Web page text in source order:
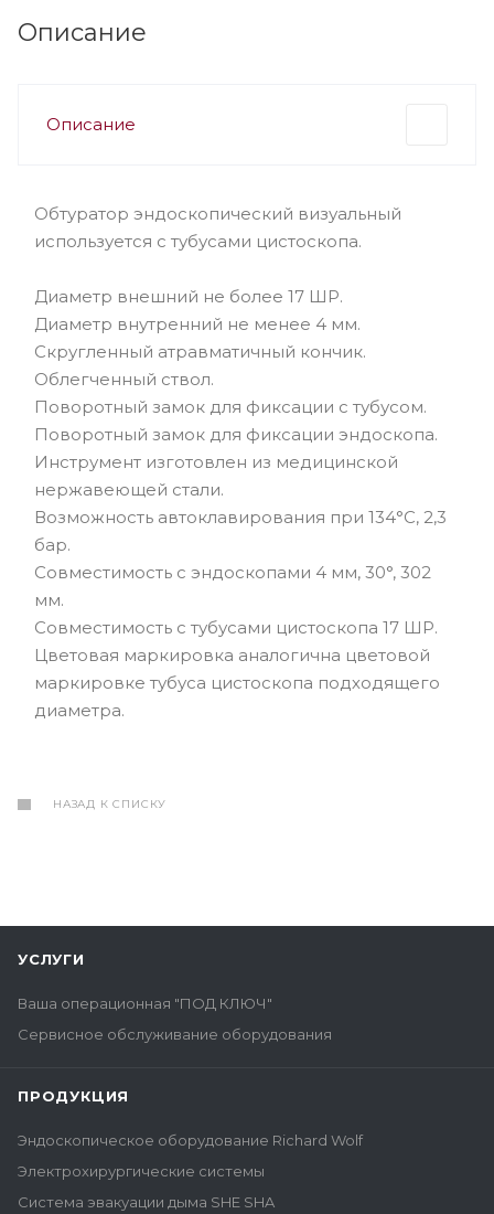
Описание
Описание
Обтуратор эндоскопический визуальный
используется с тубусами цистоскопа.
Диаметр внешний не более 17 ШР.
Диаметр внутренний не менее 4 мм.
Скругленный атравматичный кончик.
Облегченный ствол.
Поворотный замок для фиксации с тубусом.
Поворотный замок для фиксации эндоскопа.
Инструмент изготовлен из медицинской
нержавеющей стали.
Возможность автоклавирования при 134°С, 2,3
бар.
Совместимость с эндоскопами 4 мм, 30°, 302
мм.
Совместимость с тубусами цистоскопа 17 ШР.
Цветовая маркировка аналогична цветовой
маркировке тубуса цистоскопа подходящего
диаметра.
НАЗАД К СПИСКУ
УСЛУГИ
Ваша операционная "ПОД КЛЮЧ"
Сервисное обслуживание оборудования
ПРОДУКЦИЯ
Эндоскопическое оборудование Richard Wolf
Электрохирургические системы
Система эвакуации дыма SHE SHA